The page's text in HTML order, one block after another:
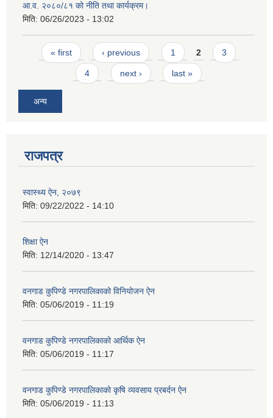
आ.व. २०८०/८१ को नीति तथा कार्यक्रम।
मिति: 06/26/2023 - 13:02
Pages
« first ‹ previous 1 2 3
4 next › last »
अन्य
राजपत्र
स्वास्थ्य ऐन, २०७९
मिति: 09/22/2022 - 14:10
शिक्षा ऐन
मिति: 12/14/2020 - 13:47
वनगाड कुपिण्डे नगरपालिकाको विनियोजन ऐन
मिति: 05/06/2019 - 11:19
वनगाड कुपिण्डे नगरपालिकाको आर्थिक ऐन
मिति: 05/06/2019 - 11:17
वनगाड कुपिण्डे नगरपालिकाको कृषि व्यवसाय प्रबर्दन ऐन
मिति: 05/06/2019 - 11:13